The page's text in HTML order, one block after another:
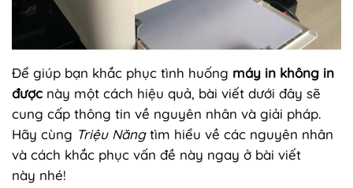
Để giúp bạn khắc phục tình huống máy in không in
được này một cách hiệu quả, bài viết dưới đây sẽ
cung cấp thông tin về nguyên nhân và giải pháp.
Hãy cùng Triệu Năngtìm hiểu về các nguyên nhân
và cách khắc phục vấn đề này ngay ở bài viết
này nhé!